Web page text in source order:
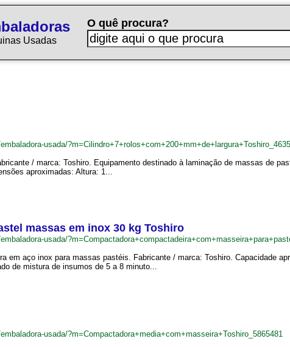
Usadas
O quê procura?
usada/
/ marca: Toshiro. Equipamento destinado à laminação de massas de
aproximadas: Altura: 1...
massas em inox 30 kg Toshiro
usada/
em aço inox para massas pastéis. Fabricante / marca: Toshiro. Capacidade
de mistura de insumos de 5 a 8 minuto...
usada/?m=Compactadora+media+com+masseira+Toshiro_5865481